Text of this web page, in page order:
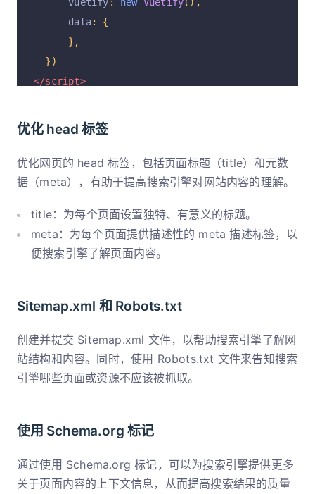
      data
:
{
},
})
</script>
优化 head 标签
优化网页的 head 标签，包括页面标题（title）和元数
据（meta），有助于提高搜索引擎对网站内容的理解。
title：为每个页面设置独特、有意义的标题。
meta：为每个页面提供描述性的 meta 描述标签，以
便搜索引擎了解页面内容。
Sitemap.xml 和 Robots.txt
创建并提交 Sitemap.xml 文件，以帮助搜索引擎了解网
站结构和内容。同时，使用 Robots.txt 文件来告知搜索
引擎哪些页面或资源不应该被抓取。
使用 Schema.org 标记
通过使用 Schema.org 标记，可以为搜索引擎提供更多
关于页面内容的上下文信息，从而提高搜索结果的质量